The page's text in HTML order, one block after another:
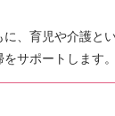
、育児や介護と
サポートします。